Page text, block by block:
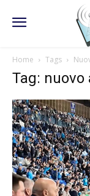
Home Tags
Tag: